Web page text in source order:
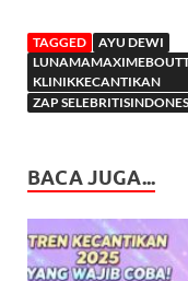
TAGGED
AYU DEWI
KLINIKKECANTIKAN
ZAP
BACA JUGA...